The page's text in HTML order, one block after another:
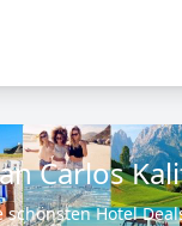
Carlos
schönsten Hotel